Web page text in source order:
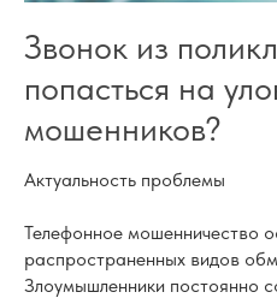
Звонок из
попасться на
мошенников?
Актуальность проблемы
Телефонное мошенничество
распространенных видов
Злоумышленники постоянно